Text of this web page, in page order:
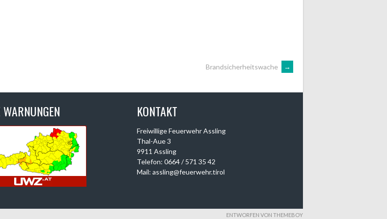
Brandsicherheitswache →
KONTAKT
Freiwillige Feuerwehr Assling
Thal-Aue 3
9911 Assling
Telefon: 0664 / 571 35 42
Mail: assling@feuerwehr.tirol
ENTWORFEN VON THEMEBOY